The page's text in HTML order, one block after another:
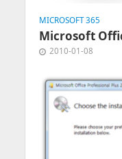
MICROSOFT 365
Microsoft
2010-01-08